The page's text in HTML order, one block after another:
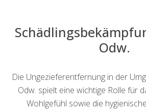
Odw.
Die Ungezieferentfernung in der
Odw. spielt eine wichtige Rolle für
Wohlgefühl sowie die